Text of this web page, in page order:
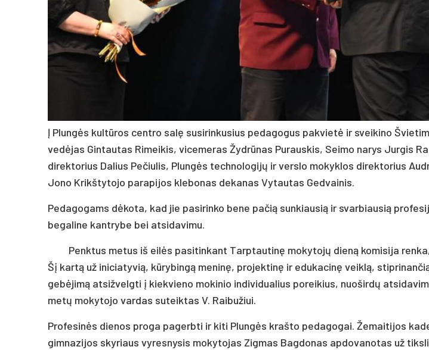
Į Plungės kultūros centro salę susirinkusius pedagogus pakvietė ir sveikino
vedėjas Gintautas Rimeikis, vicemeras Žydrūnas Purauskis, Seimo narys Jurgis
direktorius Dalius Pečiulis, Plungės technologijų ir verslo mokyklos direktorius
Jono Krikštytojo parapijos klebonas dekanas Vytautas Gedvainis.
Pedagogams dėkota, kad jie pasirinko bene pačią sunkiausią ir svarbiausią
begaline kantrybe bei atsidavimu.
Penktus metus iš eilės pasitinkant Tarptautinę mokytojų dieną komisija
Šį kartą už iniciatyvią, kūrybingą meninę, projektinę ir edukacinę veiklą,
gebėjimą atsižvelgti į kiekvieno mokinio individualius poreikius, nuoširdų
metų mokytojo vardas suteiktas V. Raibužiui.
Profesinės dienos proga pagerbti ir kiti Plungės krašto pedagogai. Žemaitijos
gimnazijos skyriaus vyresnysis mokytojas Zigmas Bagdonas apdovanotas už